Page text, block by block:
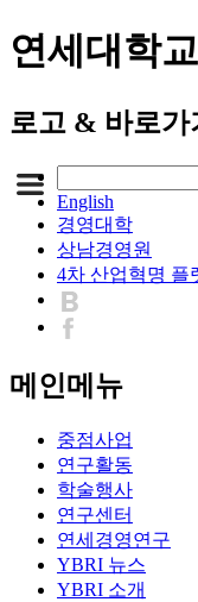
연세대학
로고 & 바로가
English
경영대학
상남경영원
4차 산업혁명 플
메인메뉴
중점사업
연구활동
학술행사
연구센터
연세경영연구
YBRI 뉴스
YBRI 소개